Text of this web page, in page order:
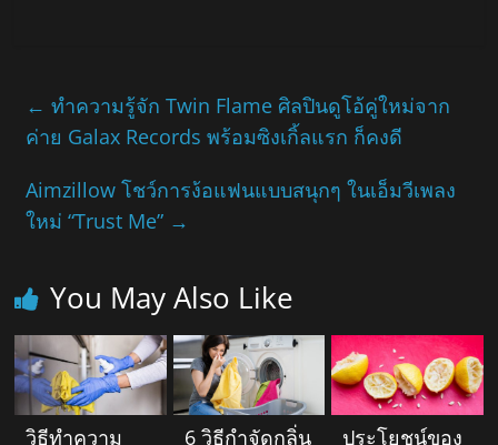
← ทำความรู้จัก Twin Flame ศิลปินดูโอ้คู่ใหม่จาก
ค่าย Galax Records พร้อมซิงเกิ้ลแรก ก็คงดี
Aimzillow โชว์การง้อแฟนแบบสนุกๆ ในเอ็มวีเพลง
ใหม่ “Trust Me” →
You May Also Like
วิธีทำความ 6 วิธีกำจัดกลิ่น ประโยชน์ของ